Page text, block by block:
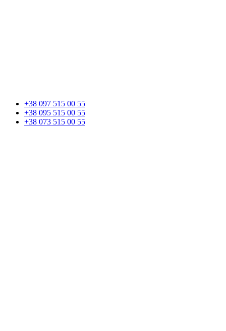
+38 097 515 00 55
+38 095 515 00 55
+38 073 515 00 55